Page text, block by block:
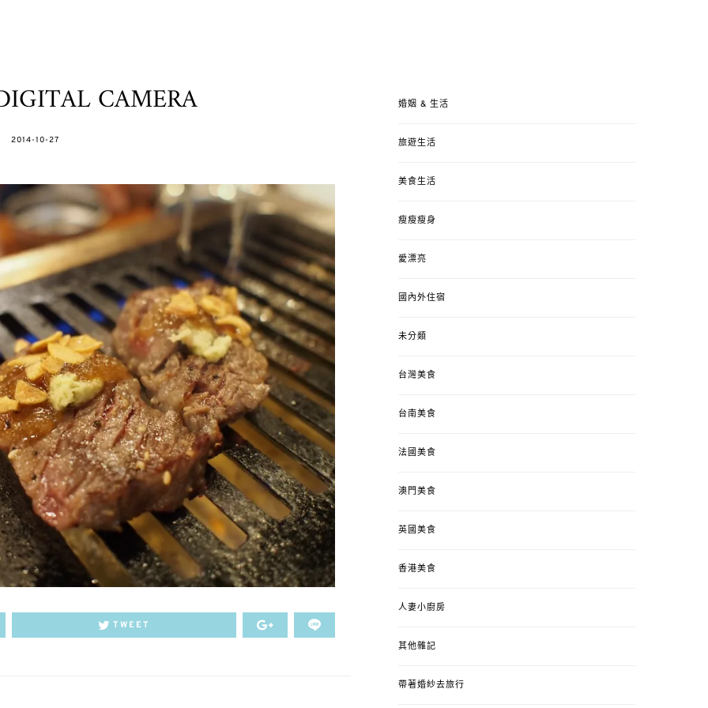
CAMERA
POSTED
2014-10-27
TWEET
婚姻 & 生活
旅遊生活
美食生活
瘦瘦瘦身
愛漂亮
國內外住宿
未分類
台灣美食
台南美食
法國美食
澳門美食
英國美食
香港美食
人妻小廚房
其他雜記
帶著婚紗去旅行